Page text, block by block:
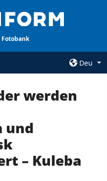
Fotobank
Deu
Über uns
services
werden
und
– Kuleba